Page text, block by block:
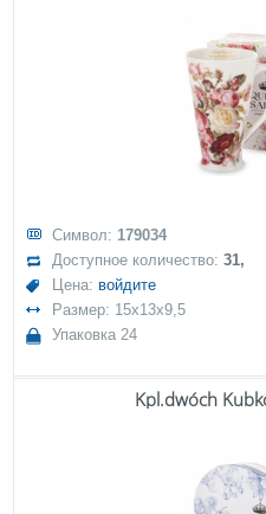
Символ: 179034
Доступное количество:31,
Цена: войдите
Размер: 15x13x9,5
Упаковка 24
Kpl.dwóch